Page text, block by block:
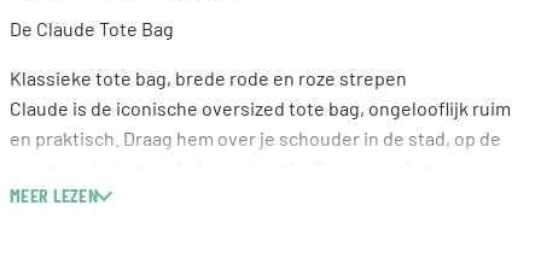
De Claude Tote Bag
Klassieke tote bag, brede rode en roze strepen
Claude is de iconische oversized tote bag, ongelooflijk ruim
en praktisch. Draag hem over je schouder in de stad, op de
drukknoop houdt hem gesloten, zodat er niets uitvalt. In het
MEER LEZEN